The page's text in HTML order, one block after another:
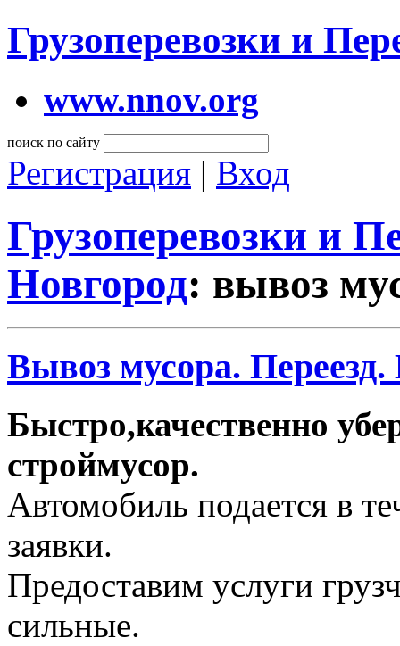
Грузоперевозки и
www.nnov.org
поиск по сайту
Регистрация | Вход
Грузоперевозки и
Новгород: вывоз
Вывоз мусора.
Быстро,качественно
строймусор.
Автомобиль подается в
заявки.
Предоставим услуги
сильные.